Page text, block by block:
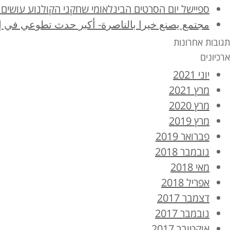
ספיישל יום הסרטים הבינלאומי שחקני הקולנוע
مجتمع يصنع خيرا بالناصرة- أكبر حدث تطوعي في
תגובות אחרונות
ארכיונים
יוני 2021
מרץ 2021
מרץ 2020
מרץ 2019
פברואר 2019
נובמבר 2018
מאי 2018
אפריל 2018
דצמבר 2017
נובמבר 2017